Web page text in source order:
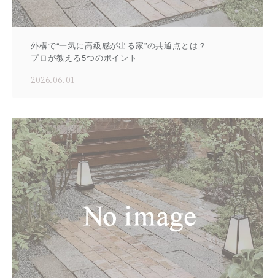
外構で“一気に高級感が出る家”の共通点とは？
プロが教える5つのポイント
2026.06.01